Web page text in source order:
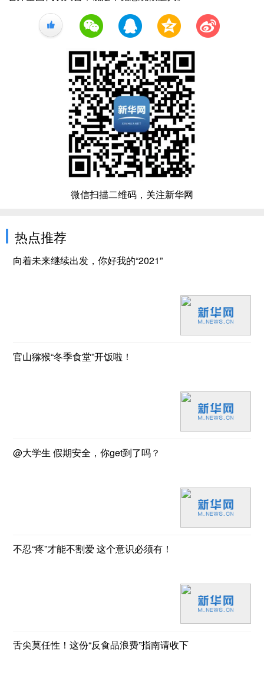
+1
微信扫描二维码，关注新华网
热点推荐
向着未来继续出发，你好我的“2021”
官山猕猴“冬季食堂”开饭啦！
@大学生 假期安全，你get到了吗？
不忍“疼”才能不割爱 这个意识必须有！
舌尖莫任性！这份“反食品浪费”指南请收下